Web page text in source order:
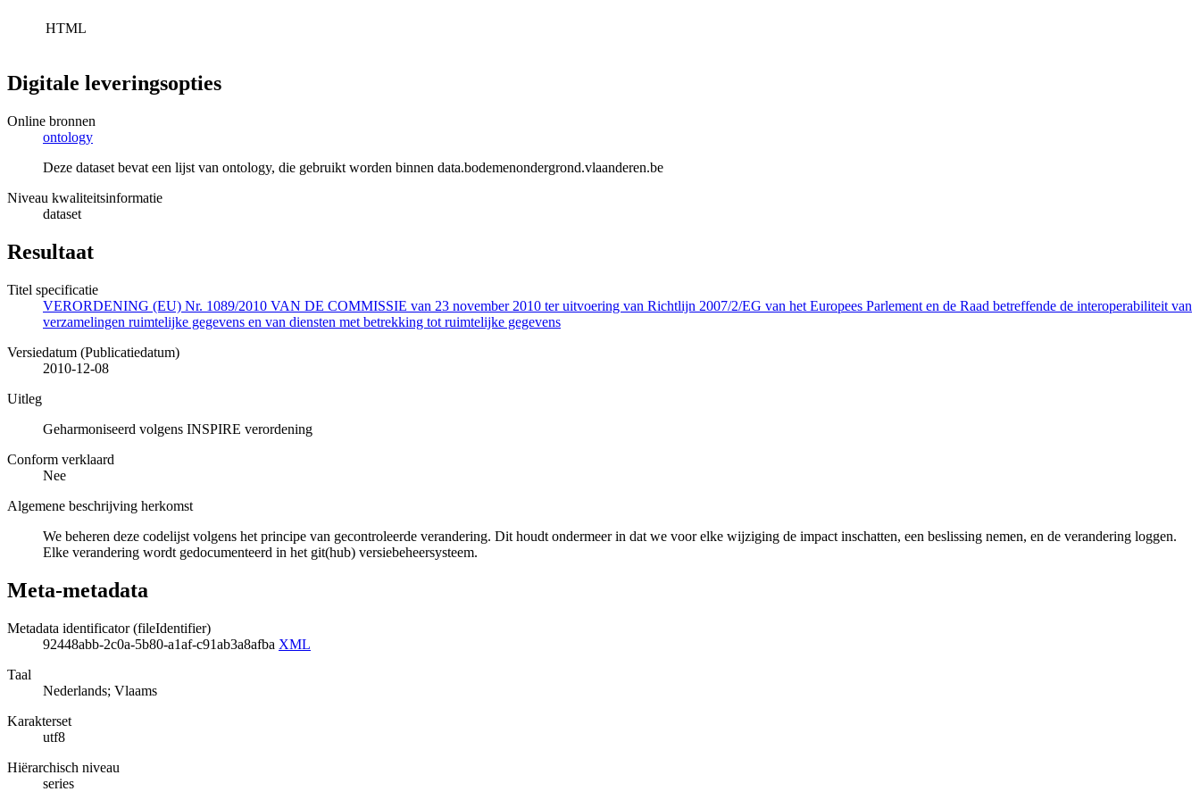
HTML
Digitale leveringsopties
Online bronnen
ontology
Deze dataset bevat een lijst van ontology, die gebruikt worden binnen data.bodemenondergrond.vlaanderen.be
Niveau kwaliteitsinformatie
dataset
Resultaat
Titel specificatie
VERORDENING (EU) Nr. 1089/2010 VAN DE COMMISSIE van 23 november 2010 ter uitvoering van Richtlijn 2007/2/EG van het Europees Parlement en de Raad betreffende de interoperabiliteit van
verzamelingen ruimtelijke gegevens en van diensten met betrekking tot ruimtelijke gegevens
Versiedatum (Publicatiedatum)
2010-12-08
Uitleg
Geharmoniseerd volgens INSPIRE verordening
Conform verklaard
Nee
Algemene beschrijving herkomst
We beheren deze codelijst volgens het principe van gecontroleerde verandering. Dit houdt ondermeer in dat we voor elke wijziging de impact inschatten, een beslissing nemen, en de verandering loggen.
Elke verandering wordt gedocumenteerd in het git(hub) versiebeheersysteem.
Meta-metadata
Metadata identificator (fileIdentifier)
92448abb-2c0a-5b80-a1af-c91ab3a8afba XML
Taal
Nederlands; Vlaams
Karakterset
utf8
Hiërarchisch niveau
series